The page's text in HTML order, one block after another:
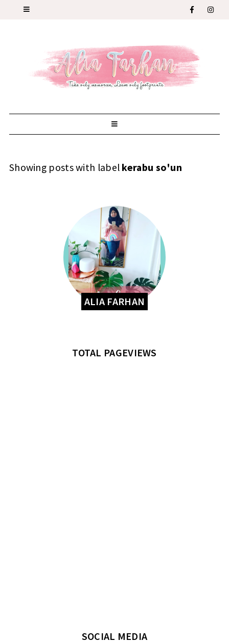
Showing posts with label kerabu so'un
ALIA FARHAN
TOTAL PAGEVIEWS
SOCIAL MEDIA